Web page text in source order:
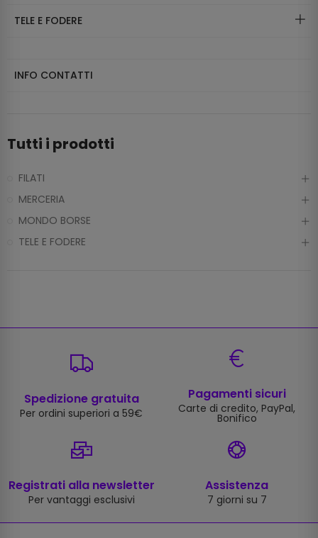
TELE E FODERE
INFO CONTATTI
Tutti i prodotti
FILATI
MERCERIA
MONDO BORSE
TELE E FODERE
Spedizione gratuita
Per ordini superiori a 59€
Pagamenti sicuri
Carte di credito, PayPal,
Bonifico
Registrati alla newsletter
Per vantaggi esclusivi
Assistenza
7 giorni su 7